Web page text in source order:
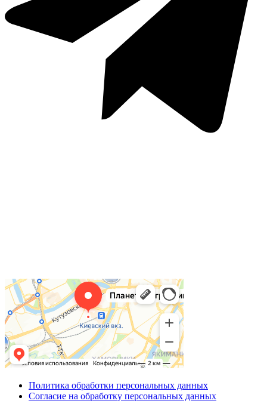
Политика обработки персональных данных
Согласие на обработку персональных данных